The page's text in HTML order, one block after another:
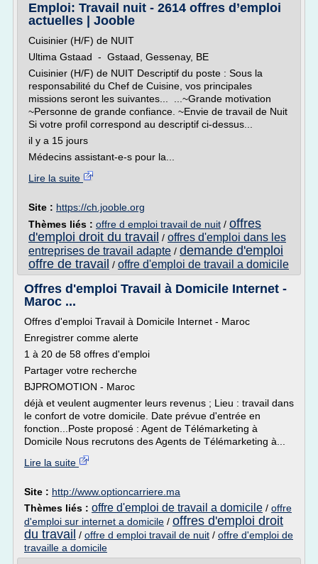
Emploi: Travail nuit - 2614 offres d’emploi
actuelles | Jooble
Cuisinier (H/F) de NUIT
Ultima Gstaad - Gstaad, Gessenay, BE
Cuisinier (H/F) de NUIT Descriptif du poste : Sous la
responsabilité du Chef de Cuisine, vos principales
missions seront les suivantes... ...~Grande motivation
~Personne de grande confiance. ~Envie de travail de Nuit
Si votre profil correspond au descriptif ci-dessus...
il y a 15 jours
Médecins assistant-e-s pour la...
Lire la suite
Site : https://ch.jooble.org
Thèmes liés : offre d emploi travail de nuit / offres
d'emploi droit du travail / offres d'emploi dans les
entreprises de travail adapte / demande d'emploi
offre de travail / offre d'emploi de travail a domicile
Offres d'emploi Travail à Domicile Internet -
Maroc ...
Offres d'emploi Travail à Domicile Internet - Maroc
Enregistrer comme alerte
1 à 20 de 58 offres d'emploi
Partager votre recherche
BJPROMOTION - Maroc
déjà et veulent augmenter leurs revenus ; Lieu : travail dans
le confort de votre domicile. Date prévue d'entrée en
fonction...Poste proposé : Agent de Télémarketing à
Domicile Nous recrutons des Agents de Télémarketing à...
Lire la suite
Site : http://www.optioncarriere.ma
Thèmes liés : offre d'emploi de travail a domicile / offre
d'emploi sur internet a domicile / offres d'emploi droit
du travail / offre d emploi travail de nuit / offre d'emploi de
travaille a domicile